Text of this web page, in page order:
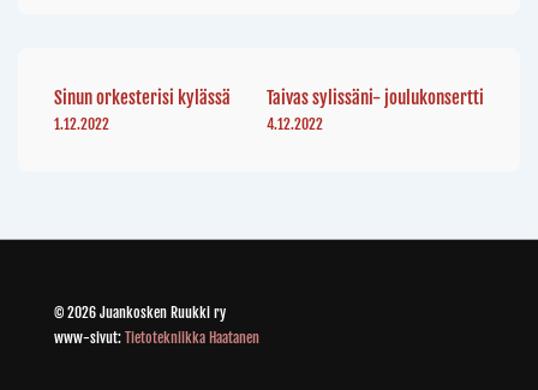
Sinun orkesterisi kylässä
1.12.2022
Taivas sylissäni- joulukonsertti
4.12.2022
© 2026 Juankosken Ruukki ry
www-sivut: Tietotekniikka Haatanen